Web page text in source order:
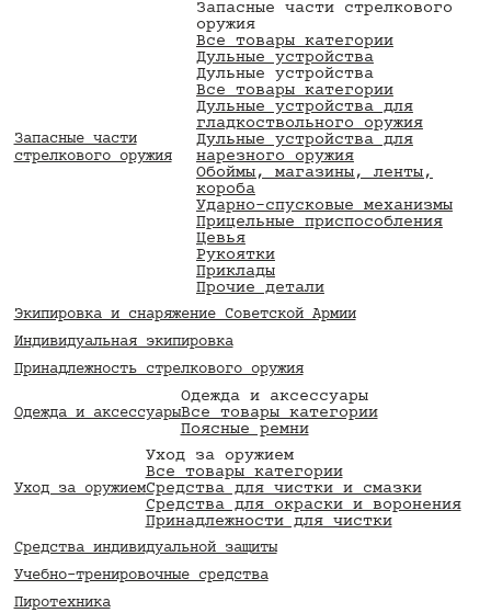
Запасные части
стрелкового оружия
Запасные части стрелкового
оружия
Все товары категории
Дульные устройства
Дульные устройства
Все товары категории
Дульные устройства для
гладкоствольного оружия
Дульные устройства для
нарезного оружия
Обоймы, магазины, ленты,
короба
Ударно-спусковые механизмы
Прицельные приспособления
Цевья
Рукоятки
Приклады
Прочие детали
Экипировка и снаряжение Советской Армии
Индивидуальная экипировка
Принадлежность стрелкового оружия
Одежда и аксессуары
Одежда и аксессуары
Все товары категории
Поясные ремни
Уход за оружием
Уход за оружием
Все товары категории
Средства для чистки и смазки
Средства для окраски и воронения
Принадлежности для чистки
Средства индивидуальной защиты
Учебно-тренировочные средства
Пиротехника